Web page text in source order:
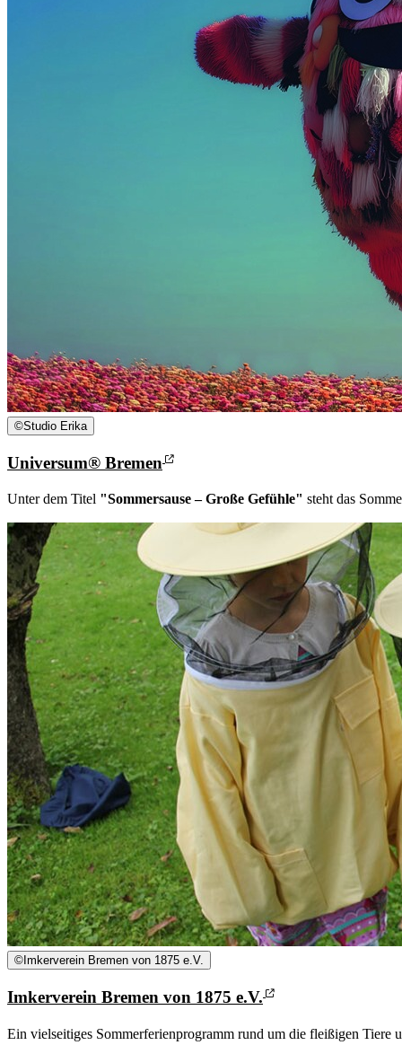
©Studio Erika
Universum® Bremen
Unter dem Titel "Sommersause – Große Gefühle" steht das
© Imkerverein Bremen von 1875 e.V.
Imkerverein Bremen von 1875 e.V.
Ein vielseitiges Sommerferienprogramm rund um die fleißigen